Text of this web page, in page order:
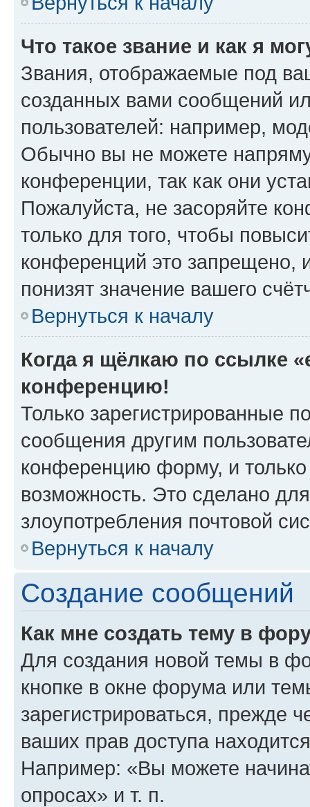
Что такое звание и как я
Звания, отображаемые под
созданных вами сообщений
пользователей: например,
Обычно вы не можете
конференции, так как они
Пожалуйста, не засоряйте
только для того, чтобы
конференций это запрещено,
понизят значение вашего
Вернуться к началу
Когда я щёлкаю по ссылке
конференцию!
Только зарегистрированные
сообщения другим
конференцию форму, и
возможность. Это сделано
злоупотребления почтовой
Вернуться к началу
Создание сообщений
Как мне создать тему в
Для создания новой темы в
кнопке в окне форума или
зарегистрироваться, прежде
ваших прав доступа
Например: «Вы можете
опросах» и т. п.